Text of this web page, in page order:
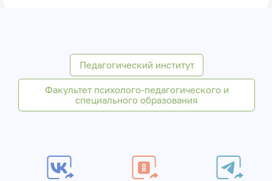
Педагогический институт
Факультет психолого-педагогического и
специального образования